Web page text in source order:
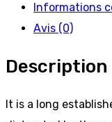
Informations
Avis (0)
Description
It is a long